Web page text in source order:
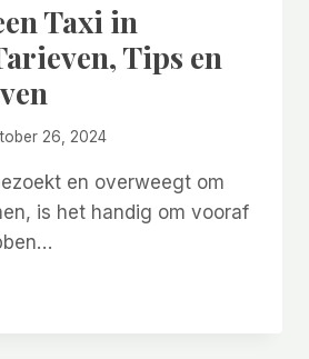
Taxi in
Tips en
26, 2024
en overweegt om
is het handig om vooraf